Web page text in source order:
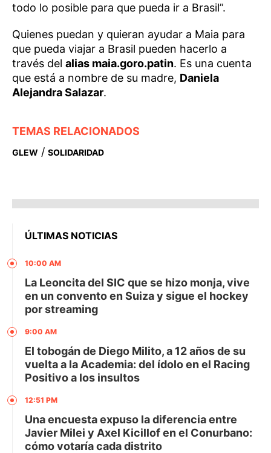
todo lo posible para que pueda ir a Brasil”.
Quienes puedan y quieran ayudar a Maia para
que pueda viajar a Brasil pueden hacerlo a
través del alias maia.goro.patin. Es una cuenta
que está a nombre de su madre, Daniela
Alejandra Salazar.
TEMAS RELACIONADOS
GLEW / SOLIDARIDAD
ÚLTIMAS NOTICIAS
10:00 AM
La Leoncita del SIC que se hizo monja, vive
en un convento en Suiza y sigue el hockey
por streaming
9:00 AM
El tobogán de Diego Milito, a 12 años de su
vuelta a la Academia: del ídolo en el Racing
Positivo a los insultos
12:51 PM
Una encuesta expuso la diferencia entre
Javier Milei y Axel Kicillof en el Conurbano:
cómo votaría cada distrito